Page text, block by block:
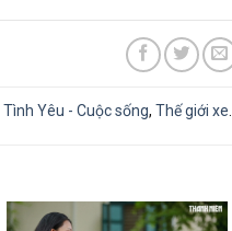
Tình Yêu - Cuộc sống, Thế giới xe